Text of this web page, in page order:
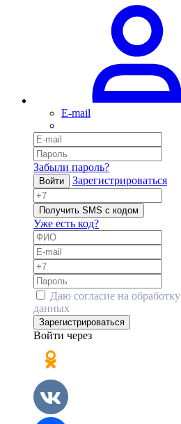
E-mail
Забыли пароль?
Войти Зарегистрироваться
Получить SMS с кодом
Уже есть код?
Даю согласие на обработку
данных
Зарегистрироваться
Войти через